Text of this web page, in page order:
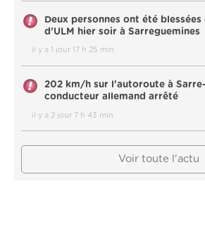
Deux personnes ont été
d’ULM hier soir à Sarreguemines
il y a 1 jour 17 h 25 min
202 km/h sur l'autoroute à
conducteur allemand arrêté
il y a 2 jour 7 h 43 min
Voir toute l'actu